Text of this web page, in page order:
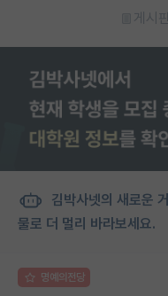
게시
김박사넷의 새로운
물로 더 멀리 바라보세요.
명예의전당